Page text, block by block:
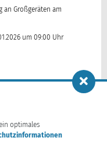
optimales
an Großgeräten am
um 09:00 Uhr